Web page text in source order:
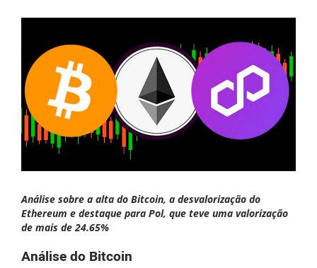
vietnamese
Análise sobre a alta do Bitcoin, a desvalorização do
Ethereum e destaque para Pol, que teve uma valorização
de mais de 24.65%
Análise do Bitcoin